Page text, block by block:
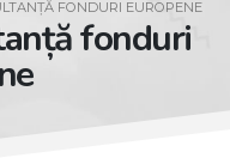
FONDURI EUROPENE
fonduri